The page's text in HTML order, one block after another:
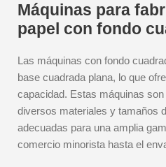
Máquinas para
papel con fondo
Las máquinas con fondo
base cuadrada plana, lo que
capacidad. Estas máquinas
diversos materiales y tamaños
adecuadas para una amplia
comercio minorista hasta el